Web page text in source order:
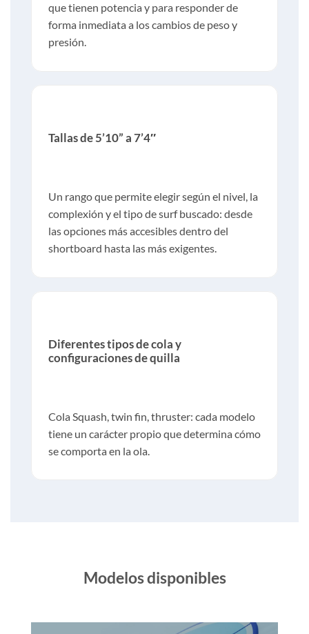
que tienen potencia y para responder de
forma inmediata a los cambios de peso y
presión.
Tallas de 5’10” a 7’4″
Un rango que permite elegir según el nivel, la
complexión y el tipo de surf buscado: desde
las opciones más accesibles dentro del
shortboard hasta las más exigentes.
Diferentes tipos de cola y
configuraciones de quilla
Cola Squash, twin fin, thruster: cada modelo
tiene un carácter propio que determina cómo
se comporta en la ola.
Modelos disponibles